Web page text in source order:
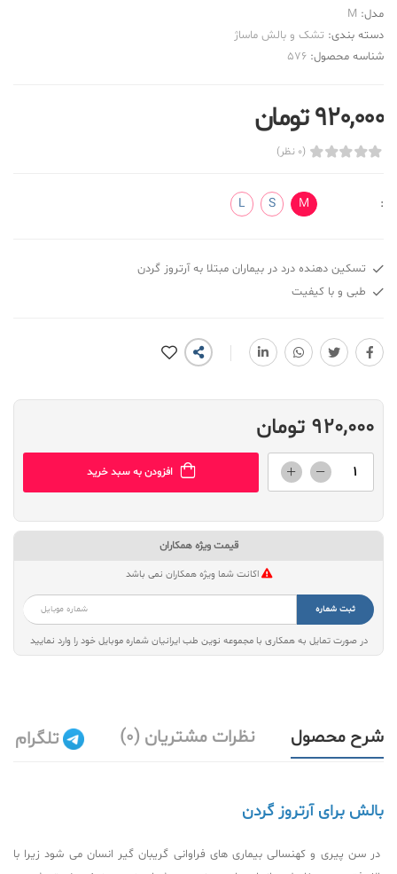
مدل: M
دسته بندی: تشک و بالش ماساژ
شناسه محصول: 576
920,000 تومان
(0 نظر)
:
M
S
L
تسکین دهنده درد در بیماران مبتلا به آرتروز گردن
طبی و با کیفیت
920,000 تومان
افزودن به سبد خرید
قیمت ویژه همکاران
اکانت شما ویژه همکاران نمی باشد
ثبت شماره
در صورت تمایل به همکاری با مجموعه نوین طب ایرانیان شماره موبایل خود را وارد نمایید
شرح محصول نظرات مشتریان (0) تلگرام
بالش برای آرتروز گردن
در سن پیری و کهنسالی بیماری های فراوانی گریبان گیر انسان می شود زیرا با